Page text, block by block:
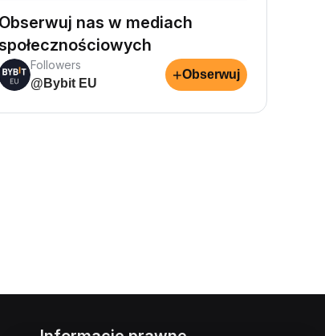
Obserwuj nas w mediach
społecznościowych
Followers
@Bybit EU
+Obserwuj